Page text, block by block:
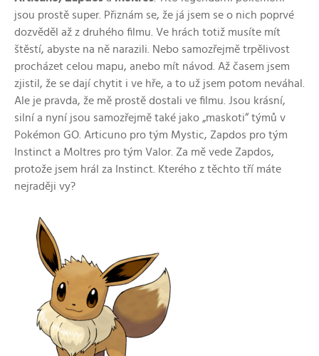
jsou prostě super. Přiznám se, že já jsem se o nich poprvé
dozvěděl až z druhého filmu. Ve hrách totiž musíte mít
štěstí, abyste na ně narazili. Nebo samozřejmě trpělivost
procházet celou mapu, anebo mít návod. Až časem jsem
zjistil, že se dají chytit i ve hře, a to už jsem potom neváhal.
Ale je pravda, že mě prostě dostali ve filmu. Jsou krásní,
silní a nyní jsou samozřejmě také jako „maskoti“ týmů v
Pokémon GO. Articuno pro tým Mystic, Zapdos pro tým
Instinct a Moltres pro tým Valor. Za mě vede Zapdos,
protože jsem hrál za Instinct. Kterého z těchto tří máte
nejraději vy?